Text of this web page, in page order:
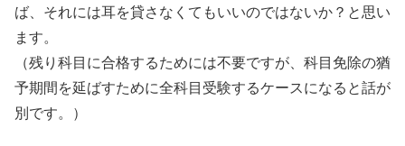
ば、それには耳を貸さなくてもいいのではないか？と思い
ます。
（残り科目に合格するためには不要ですが、科目免除の猶
予期間を延ばすために全科目受験するケースになると話が
別です。）